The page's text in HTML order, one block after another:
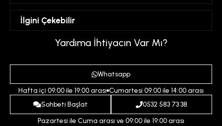
Hesabım
Favorilerim
Mesafeli Satış Sözleşmesi
Üyelik Sözleşmesi
Gizlilik ve Güvenlik Politikası
Ödeme ve Teslimat Koşulları
İptal ve İade Koşulları
İlgini Çekebilir
İndirim
Yardıma İhtiyacın Var Mı?
Whatsapp
Hafta içi 09:00 ile 19:00 arası Cumartesi 09:00 ile 14:00 arası
Sohbeti Başlat
0532 583 73 38
Pazartesi ile Cuma arası ve 09:00 ile 19:00 arası